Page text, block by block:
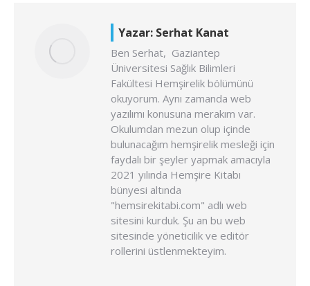
Yazar: Serhat Kanat
Ben Serhat, Gaziantep
Üniversitesi Sağlık Bilimleri
Fakültesi Hemşirelik bölümünü
okuyorum. Aynı zamanda web
yazılımı konusuna merakım var.
Okulumdan mezun olup içinde
bulunacağım hemşirelik mesleği için
faydalı bir şeyler yapmak amacıyla
2021 yılında Hemşire Kitabı
bünyesi altında
"hemsirekitabi.com" adlı web
sitesini kurduk. Şu an bu web
sitesinde yöneticilik ve editör
rollerini üstlenmekteyim.